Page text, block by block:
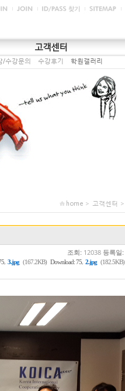
고객센터
/수강문의 수강후기 학원갤러리
home > 고객센터 >
조회: 12038 등록일:
, 3.jpg (167.2KB) Download: 75, 2.jpg (182.5KB)